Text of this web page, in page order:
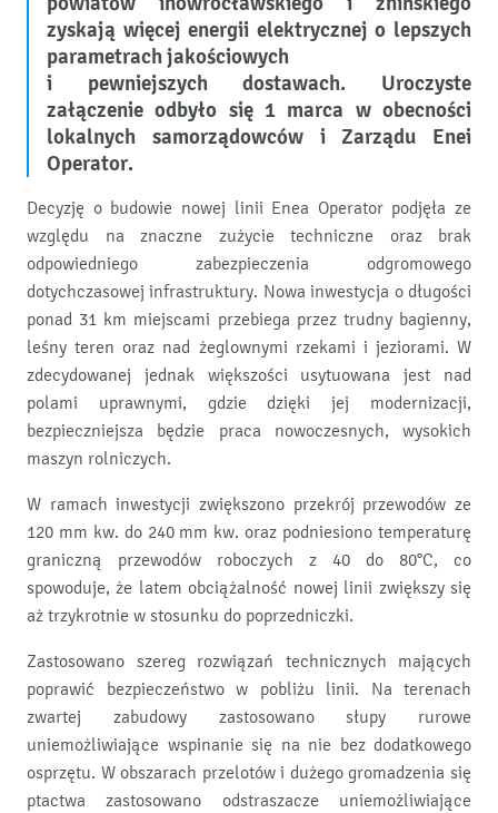
zyskają więcej energii elektrycznej o lepszych
parametrach jakościowych
i pewniejszych dostawach. Uroczyste
załączenie odbyło się 1 marca w obecności
lokalnych samorządowców i Zarządu Enei
Operator.
Decyzję o budowie nowej linii Enea Operator podjęła ze
względu na znaczne zużycie techniczne oraz brak
odpowiedniego zabezpieczenia odgromowego
dotychczasowej infrastruktury. Nowa inwestycja o długości
ponad 31 km miejscami przebiega przez trudny bagienny,
leśny teren oraz nad żeglownymi rzekami i jeziorami. W
zdecydowanej jednak większości usytuowana jest nad
polami uprawnymi, gdzie dzięki jej modernizacji,
bezpieczniejsza będzie praca nowoczesnych, wysokich
maszyn rolniczych.
W ramach inwestycji zwiększono przekrój przewodów ze
120 mm kw. do 240 mm kw. oraz podniesiono temperaturę
graniczną przewodów roboczych z 40 do 80°C, co
spowoduje, że latem obciążalność nowej linii zwiększy się
aż trzykrotnie w stosunku do poprzedniczki.
Zastosowano szereg rozwiązań technicznych mających
poprawić bezpieczeństwo w pobliżu linii. Na terenach
zwartej zabudowy zastosowano słupy rurowe
uniemożliwiające wspinanie się na nie bez dodatkowego
osprzętu. W obszarach przelotów i dużego gromadzenia się
ptactwa zastosowano odstraszacze uniemożliwiające